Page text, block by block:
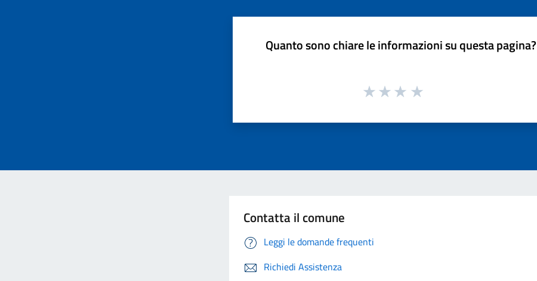
Quanto sono chiare le informazioni su questa pagina?
Contatta il comune
Leggi le domande frequenti
Richiedi Assistenza